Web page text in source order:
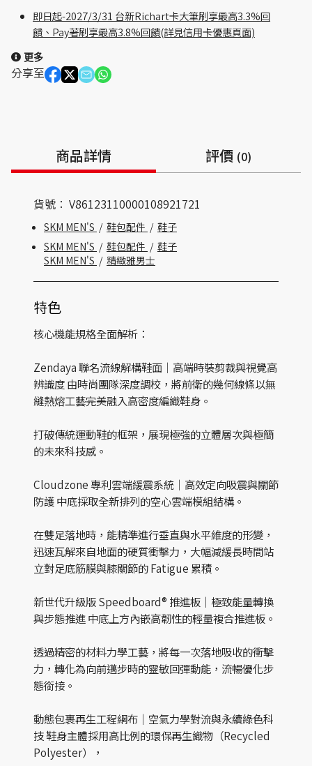
即日起-2027/3/31 台新Richart卡大筆刷享最高3.3%回
饋、Pay著刷享最高3.8%回饋(詳見信用卡優惠頁面)
更多
分享至
商品詳情 評價 (0)
貨號： V86123110000108921721
SKM MEN'S / 鞋包配件 / 鞋子
SKM MEN'S / 鞋包配件 / 鞋子
SKM MEN'S / 精緻雅男士
特色
核心機能規格全面解析：
Zendaya 聯名流線解構鞋面｜高端時裝剪裁與視覺高
辨識度 由時尚團隊深度調校，將前衛的幾何線條以無
縫熱熔工藝完美融入高密度編織鞋身。
打破傳統運動鞋的框架，展現極強的立體層次與極簡
的未來科技感。
Cloudzone 專利雲端緩震系統｜高效定向吸震與關節
防護 中底採取全新排列的空心雲端模組結構。
在雙足落地時，能精準進行垂直與水平維度的形變，
迅速瓦解來自地面的硬質衝擊力，大幅減緩長時間站
立對足底筋膜與膝關節的 Fatigue 累積。
新世代升級版 Speedboard® 推進板｜極致能量轉換
與步態推進 中底上方內嵌高韌性的輕量複合推進板。
透過精密的材料力學工藝，將每一次落地吸收的衝擊
力，轉化為向前邁步時的靈敏回彈動能，流暢優化步
態銜接。
動態包裹再生工程網布｜空氣力學對流與永續綠色科
技 鞋身主體採用高比例的環保再生織物（Recycled
Polyester），